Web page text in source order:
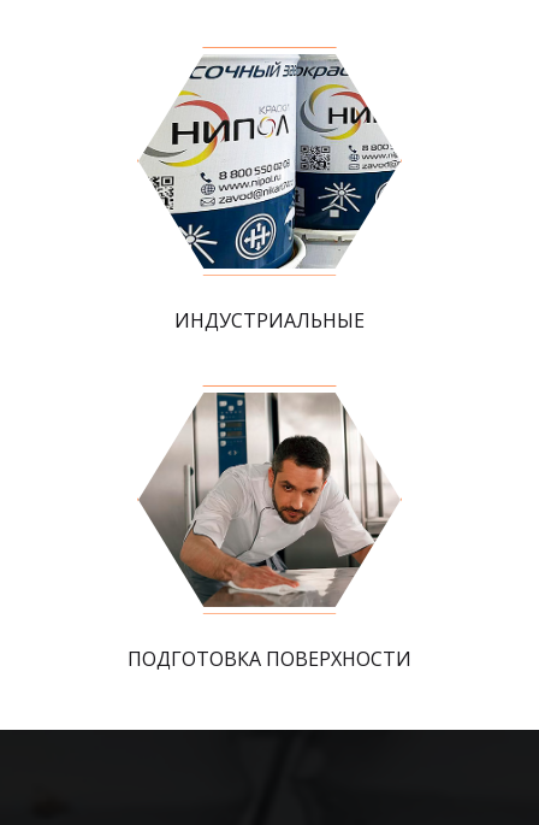
ИНДУСТРИАЛЬНЫЕ
ПОДГОТОВКА ПОВЕРХНОСТИ